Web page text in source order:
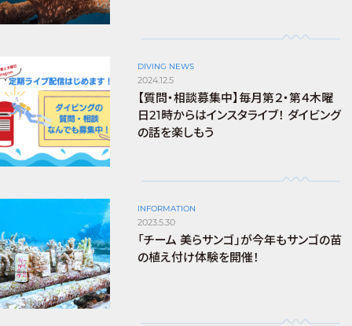
DIVING NEWS
2024.12.5
【質問・相談募集中】毎月第２・第４木曜
日21時からはインスタライブ！ ダイビング
の話を楽しもう
INFORMATION
2023.5.30
「チーム 美らサンゴ」が今年もサンゴの苗
の植え付け体験を開催！